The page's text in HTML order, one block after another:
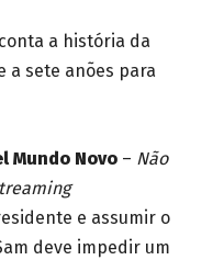
a história da
a sete anões para
Mundo Novo – Não
e assumir o
deve impedir um